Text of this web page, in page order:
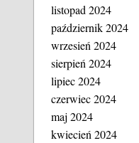
listopad 2024
październik 2024
wrzesień 2024
sierpień 2024
lipiec 2024
czerwiec 2024
maj 2024
kwiecień 2024